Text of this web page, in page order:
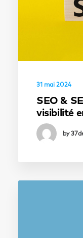
31 mai 2024
SEO &
visibilité
by